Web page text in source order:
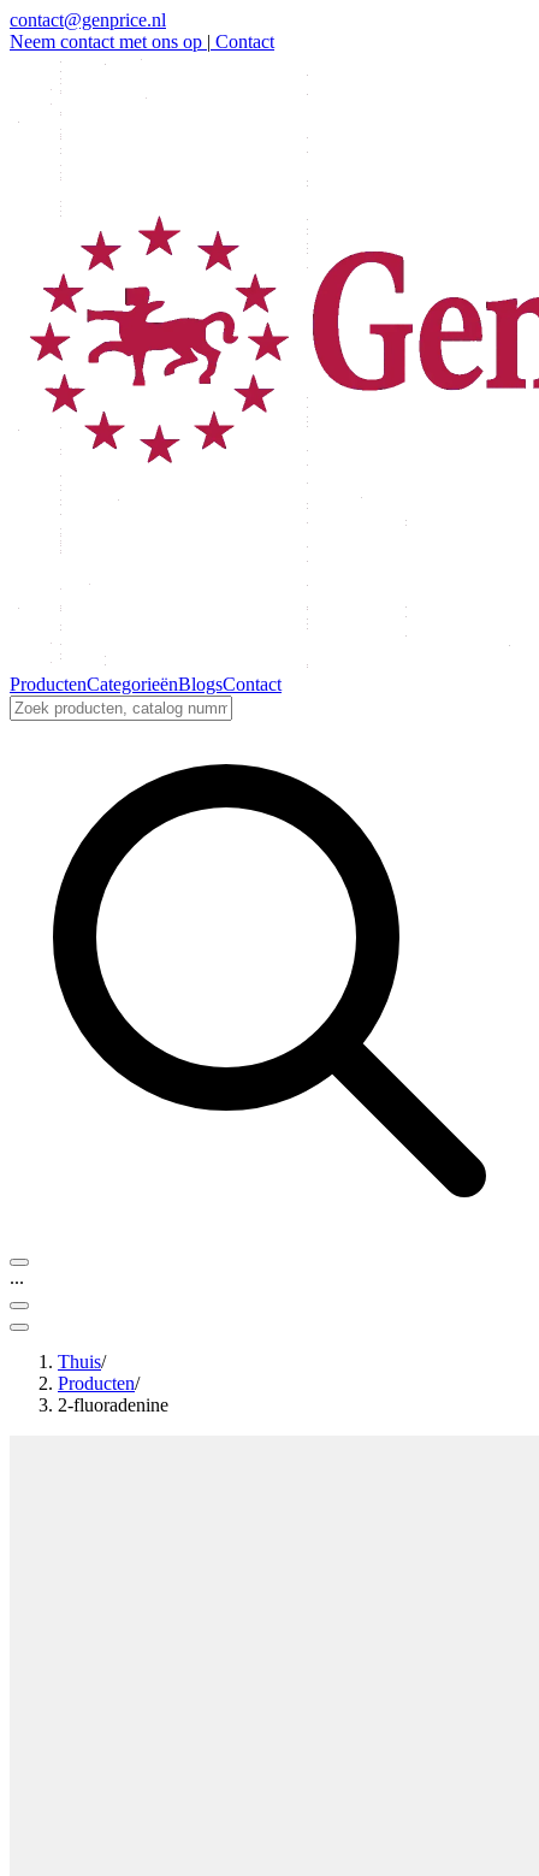
contact@genprice.nl
Neem contact met ons op | Contact
ProductenCategorieënBlogsContact
...
Thuis/
Producten/
2-fluoradenine